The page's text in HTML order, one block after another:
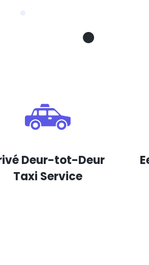
Deur-tot-Deur
Taxi Service